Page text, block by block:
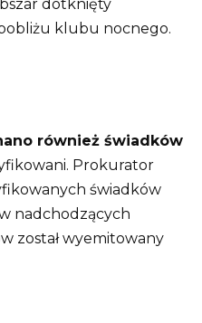
dotknięty
klubu nocnego.
również świadków
Prokurator
świadków
nadchodzących
został wyemitowany